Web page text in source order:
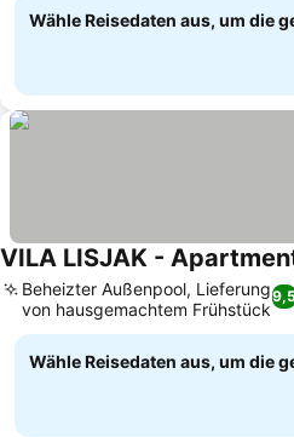
Wähle Reisedaten aus, um die
VILA LISJAK -
Beheizter Außenpool, Lieferung
von hausgemachtem Frühstück
Wähle Reisedaten aus, um die